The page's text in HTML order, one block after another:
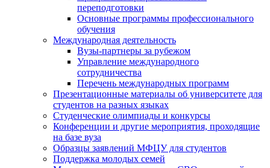
переподготовки
Основные программы профессионального
обучения
Международная деятельность
Вузы-партнеры за рубежом
Управление международного
сотрудничества
Перечень международных программ
Презентационные материалы об университете для
студентов на разных языках
Студенческие олимпиады и конкурсы
Конференции и другие мероприятия, проходящие
на базе вуза
Образцы заявлений МФЦУ для студентов
Поддержка молодых семей